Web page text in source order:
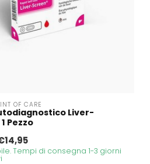
OF CARE
Liver-
Pezzo
Tempi di consegna 1-3 giorni